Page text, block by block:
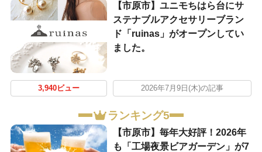
【市原市】ユニモちはら台にサ
ステナブルアクセサリーブラン
ド「ruinas」がオープンしてい
ました。
3,940ビュー 2026年7月9日(木)の記事
ランキング5
【市原市】毎年大好評！2026年
も「工場夜景ビアガーデン」が7